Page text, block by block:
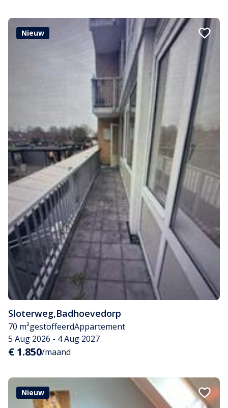
Nieuw
Sloterweg,Badhoevedorp
70 m²gestoffeerdAppartement
5 Aug 2026 - 4 Aug 2027
€ 1.850/maand
Nieuw